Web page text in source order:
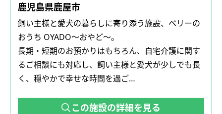
鹿児島県鹿屋市
飼い主様と愛犬の暮らしに寄り添う施設、ベリーの
おうち OYADO～おやど～。
長期・短期のお預かりはもちろん、自宅介護に関す
るご相談にも対応し、飼い主様と愛犬が少しでも長
く、穏やかで幸せな時間を過ご…
この施設の詳細を見る